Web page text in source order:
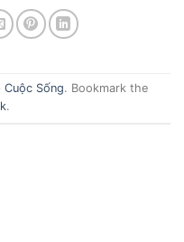
Cuộc Sống. Bookmark the
.